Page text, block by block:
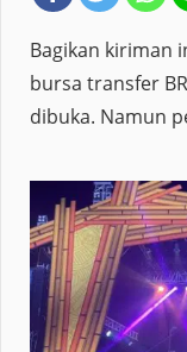
Bagikan kiriman
bursa transfer
dibuka. Namun